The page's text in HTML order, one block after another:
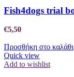
Fish4dogs trial
€5,50
Προσθήκη στο καλάθι
Quick view
Add to wishlist